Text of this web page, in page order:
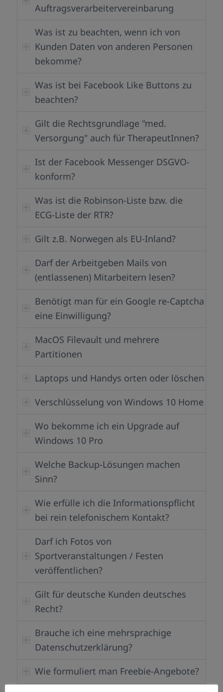
Auftragsverarbeitervereinbarung
Was ist zu beachten, wenn ich von
Kunden Daten von anderen Personen
bekomme?
Was ist bei Facebook Like Buttons zu
beachten?
Gilt die Rechtsgrundlage "med.
Versorgung" auch für TherapeutInnen?
Ist der Facebook Messenger DSGVO-
konform?
Was ist die Robinson-Liste bzw. die
ECG-Liste der RTR?
Gilt z.B. Norwegen als EU-Inland?
Darf der Arbeitgeben Mails von
(entlassenen) Mitarbeitern lesen?
Benötigt man für ein Google re-Captcha
eine Einwilligung?
MacOS Filevault und mehrere
Partitionen
Laptops und Handys orten oder löschen
Verschlüsselung von Windows 10 Home
Wo bekomme ich ein Upgrade auf
Windows 10 Pro
Welche Backup-Lösungen machen
Sinn?
Wie erfülle ich die Informationspflicht
bei rein telefonischem Kontakt?
Darf ich Fotos von
Sportveranstaltungen / Festen
veröffentlichen?
Gilt für deutsche Kunden deutsches
Recht?
Brauche ich eine mehrsprachige
Datenschutzerklärung?
Wie formuliert man Freebie-Angebote?